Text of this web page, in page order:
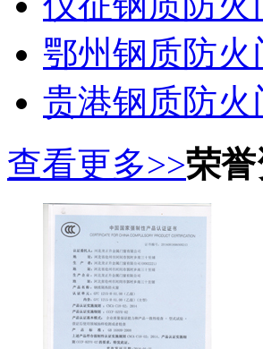
鄂州钢质防火
贵港钢质防火
查看更多>>荣